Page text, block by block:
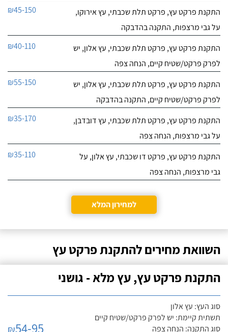
התקנת פרקט עץ, פרקט תלת שכבתי, עץ אירוקו,
על גבי מרצפות, התקנה בהדבקה
₪45-150
התקנת פרקט עץ, פרקט תלת שכבתי, עץ אלון, יש
לפרק פרקט/שטיח קיים, הנחה צפה
₪40-110
התקנת פרקט עץ, פרקט תלת שכבתי, עץ אלון, יש
לפרק פרקט/שטיח קיים, התקנה בהדבקה
₪55-150
התקנת פרקט עץ, פרקט תלת שכבתי, עץ דובדבן,
על גבי מרצפות, הנחה צפה
₪35-170
התקנת פרקט עץ, פרקט דו שכבתי, עץ אלון, על
גבי מרצפות, הנחה צפה
₪35-110
למחירון המלא
השוואת מחירים להתקנת פרקט עץ
התקנת פרקט עץ, עץ מלא - גושני
סוג העץ: עץ אלון
תשתית קיימת: יש לפרק פרקט/שטיח קיים
סוג התקנה: הנחה צפה
54-95